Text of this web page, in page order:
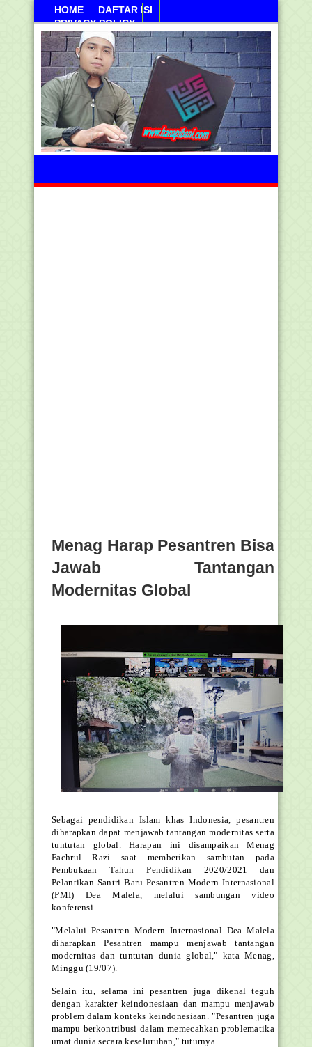
HOME
DAFTAR ISI
PRIVACY POLICY
Jumahat, 07 Agustus 2026
Menag Harap Pesantren Bisa
Jawab Tantangan
Modernitas Global
Sebagai pendidikan Islam khas Indonesia, pesantren
diharapkan dapat menjawab tantangan modernitas serta
tuntutan global. Harapan ini disampaikan Menag
Fachrul Razi saat memberikan sambutan pada
Pembukaan Tahun Pendidikan 2020/2021 dan
Pelantikan Santri Baru Pesantren Modern Internasional
(PMI) Dea Malela, melalui sambungan video
konferensi.
"Melalui Pesantren Modern Internasional Dea Malela
diharapkan Pesantren mampu menjawab tantangan
modernitas dan tuntutan dunia global," kata Menag,
Minggu (19/07).
Selain itu, selama ini pesantren juga dikenal teguh
dengan karakter keindonesiaan dan mampu menjawab
problem dalam konteks keindonesiaan. "Pesantren juga
mampu berkontribusi dalam memecahkan problematika
umat dunia secara keseluruhan," tuturnya.